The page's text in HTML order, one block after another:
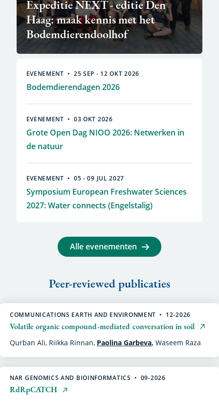
Expeditie NEXT - editie Den
Haag: maak kennis met het
Bodemdierendoolhof
Bodemdierendagen 2026
EVENEMENT 25 SEP - 12 OKT2026
Grote Open Dag NIOO 2026: Netwerken in
de natuur
EVENEMENT 03 OKT 2026
Symposium European Freshwater Sciences
2027: Water connects (Engelstalig)
EVENEMENT 05 -09 JUL2027
Alle evenementen
Peer-reviewed publicaties
COMMUNICATIONS EARTH AND ENVIRONMENT 12-2026
Volatile organic compound-mediated conversation in soil
Qurban Ali, Riikka Rinnan, Paolina Garbeva, Waseem Raza
NAR GENOMICS AND BIOINFORMATICS 09-2026
RdRpCATCH